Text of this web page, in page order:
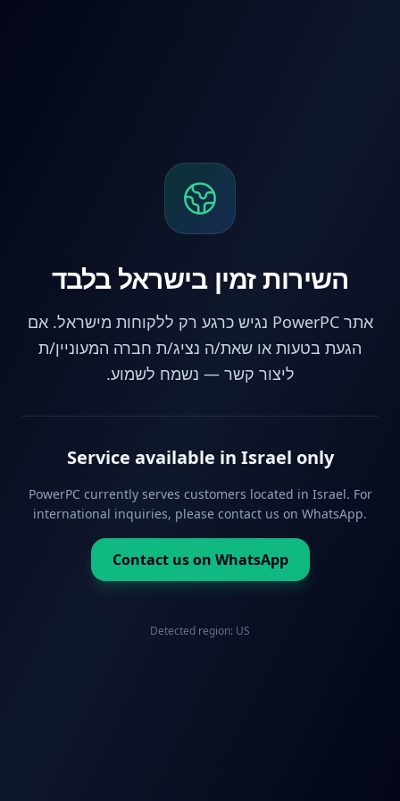
השירות זמין בישראל בלבד
אתר PowerPC נגיש כרגע רק ללקוחות מישראל. אם
הגעת בטעות או שאת/ה נציג/ת חברה המעוניין/ת
ליצור קשר — נשמח לשמוע.
Service available in Israel only
PowerPC currently serves customers located in Israel. For
international inquiries, please contact us on WhatsApp.
Contact us on WhatsApp
Detected region: US